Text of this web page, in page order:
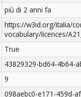
più di 2 anni fa
https://w3id.org/italia/
vocabulary/licences/
True
43829329-bd64-4b64-
9
098aebc0-e171-459d-